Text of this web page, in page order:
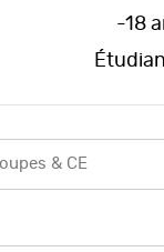
-18
& CE